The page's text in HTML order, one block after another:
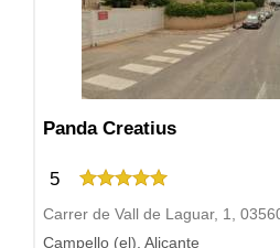
Panda Creatius
5
Carrer de Vall de Laguar, 1,
Campello (el), Alicante